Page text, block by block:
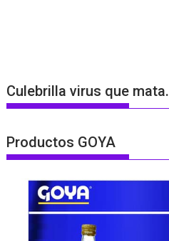
Culebrilla virus que mata.
Productos GOYA